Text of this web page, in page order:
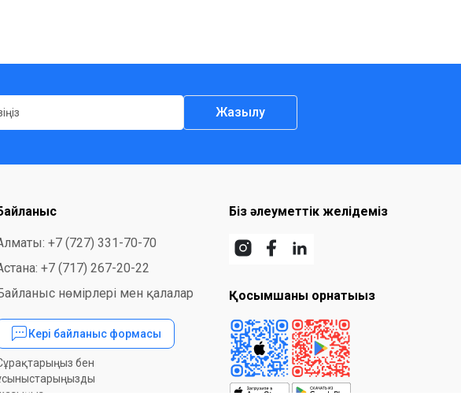
Жазылу
+7 (727) 331-70-70
+7 (717) 267-20-22
нөмірлері мен қалалар
Кері байланыс формасы
бен
Біз әлеуметтік желідеміз
Қосымшаны орнатыңыз